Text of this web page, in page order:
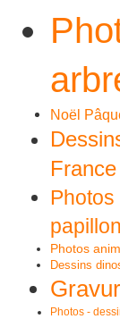
Noël
France
Photos
Dessins
Photos -